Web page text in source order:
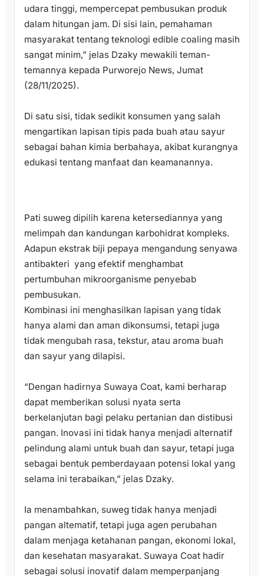
udara tinggi, mempercepat pembusukan produk
dalam hitungan jam. Di sisi lain, pemahaman
masyarakat tentang teknologi edible coaling masih
sangat minim,” jelas Dzaky mewakili teman-
temannya kepada Purworejo News, Jumat
(28/11/2025).
Di satu sisi, tidak sedikit konsumen yang salah
mengartikan lapisan tipis pada buah atau sayur
sebagai bahan kimia berbahaya, akibat kurangnya
edukasi tentang manfaat dan keamanannya.
Pati suweg dipilih karena ketersediannya yang
melimpah dan kandungan karbohidrat kompleks.
Adapun ekstrak biji pepaya mengandung senyawa
antibakteri yang efektif menghambat
pertumbuhan mikroorganisme penyebab
pembusukan.
Kombinasi ini menghasilkan lapisan yang tidak
hanya alami dan aman dikonsumsi, tetapi juga
tidak mengubah rasa, tekstur, atau aroma buah
dan sayur yang dilapisi.
“Dengan hadirnya Suwaya Coat, kami berharap
dapat memberikan solusi nyata serta
berkelanjutan bagi pelaku pertanian dan distibusi
pangan. Inovasi ini tidak hanya menjadi alternatif
pelindung alami untuk buah dan sayur, tetapi juga
sebagai bentuk pemberdayaan potensi lokal yang
selama ini terabaikan,” jelas Dzaky.
Ia menambahkan, suweg tidak hanya menjadi
pangan altematif, tetapi juga agen perubahan
dalam menjaga ketahanan pangan, ekonomi lokal,
dan kesehatan masyarakat. Suwaya Coat hadir
sebagai solusi inovatif dalam memperpanjang